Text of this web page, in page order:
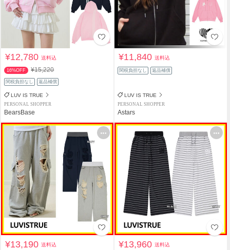
¥12,780送料込
16%OFF ¥15,220
関税負担なし 返品補償
LUV IS TRUE
PERSONAL SHOPPER
BearsBase
¥11,840送料込
関税負担なし 返品補償
LUV IS TRUE
PERSONAL SHOPPER
Astars
¥13,190送料込 ¥13,960送料込